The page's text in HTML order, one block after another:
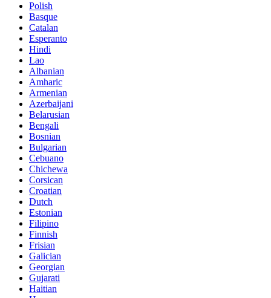
Polish
Basque
Catalan
Esperanto
Hindi
Lao
Albanian
Amharic
Armenian
Azerbaijani
Belarusian
Bengali
Bosnian
Bulgarian
Cebuano
Chichewa
Corsican
Croatian
Dutch
Estonian
Filipino
Finnish
Frisian
Galician
Georgian
Gujarati
Haitian